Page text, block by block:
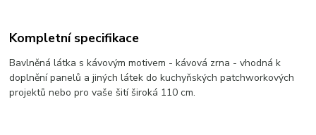
Kompletní specifikace
Bavlněná látka s kávovým motivem - kávová zrna - vhodná k
doplnění panelů a jiných látek do kuchyňských patchworkových
projektů nebo pro vaše šití široká 110 cm.